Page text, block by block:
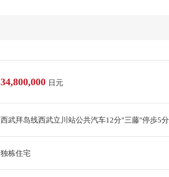
34,800,000 日元
西武拜岛线西武立川站公共汽车12分"三藤"停歩5分
独栋住宅